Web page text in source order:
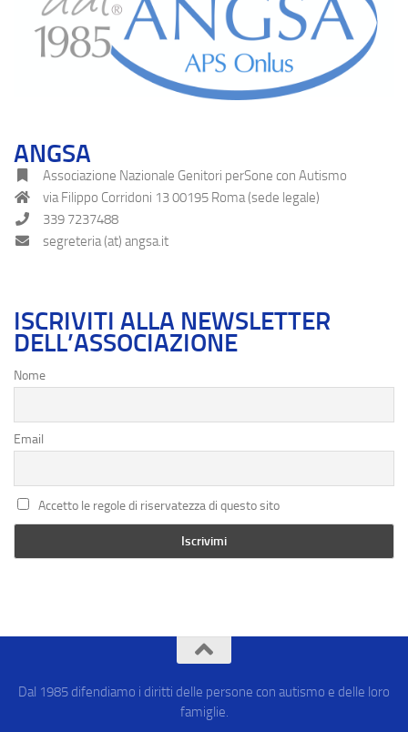
ANGSA
Associazione Nazionale Genitori perSone con Autismo
via Filippo Corridoni 13 00195 Roma (sede legale)
339 7237488
segreteria (at) angsa.it
ISCRIVITI ALLA NEWSLETTER
DELL’ASSOCIAZIONE
Nome
Email
Accetto le regole di riservatezza di questo sito
Dal 1985 difendiamo i diritti delle persone con autismo e delle loro
famiglie.